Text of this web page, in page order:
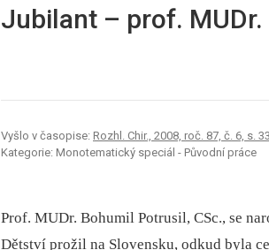
Jubilant – prof.
Vyšlo v časopise: Rozhl. Chir., 2008, roč. 87, č. 6, s.
Kategorie: Monotematický speciál - Původní práce
Prof. MUDr. Bohumil Potrusil, CSc., se
Dětství prožil na Slovensku, odkud byla